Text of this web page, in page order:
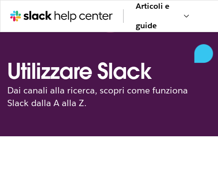
Articoli e
guide
Utilizzare Slack
Dai canali alla ricerca, scopri come funziona
Slack dalla A alla Z.